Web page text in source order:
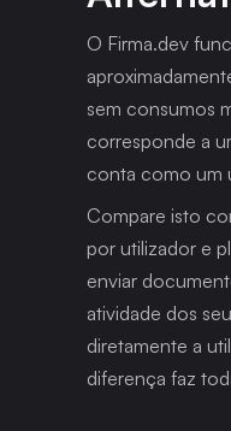
O Firma.dev
sem consumos
corresponde a
conta como um
Compare isto
por utilizador e
enviar
atividade dos
diretamente a
diferença faz